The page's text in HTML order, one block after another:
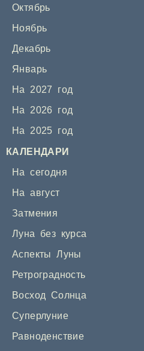
Октябрь
Ноябрь
Декабрь
Январь
На 2027 год
На 2026 год
На 2025 год
КАЛЕНДАРИ
На сегодня
На август
Затмения
Луна без курса
Аспекты Луны
Ретроградность
Восход Солнца
Суперлуние
Равноденствие